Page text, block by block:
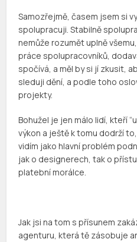
Samozřejmě, časem jsem si
spolupracuji. Stabilně
nemůže rozumět uplně
práce spolupracovníků,
spočívá, a měl by si jí zkusit,
sleduji dění, a podle toho
projekty.
Bohužel je jen málo lidí, kteří
výkon a ještě k tomu dodrží
vidím jako hlavní problém
jak o designerech, tak o
platební morálce.
Jak jsi na tom s přísunem
agenturu, která tě zásobuje